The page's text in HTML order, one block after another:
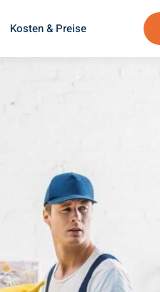
Kosten & Preise